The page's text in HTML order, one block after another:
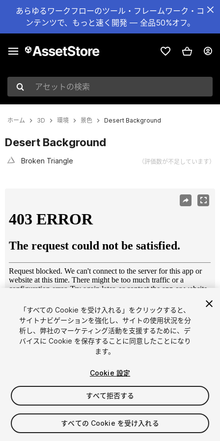
あらゆるワークフローのツール・フレームワーク・コ
ンテンツで、もっと速く開発 — 全品50%オフ。
アセットの検索
ホーム 3D 環境 景色 Desert Background
Desert Background
Broken Triangle （評価数が不足しています）
1 /4
$15
消費税は決済時に計算されます
「すべての Cookie を受け入れる」をクリックすると、
サイトナビゲーションを強化し、サイトの使用状況を分
析し、弊社のマーケティング活動を支援するために、デ
バイスに Cookie を保存することに同意したことになり
ます。
Cookie 設定
すべて拒否する
すべての Cookie を受け入れる